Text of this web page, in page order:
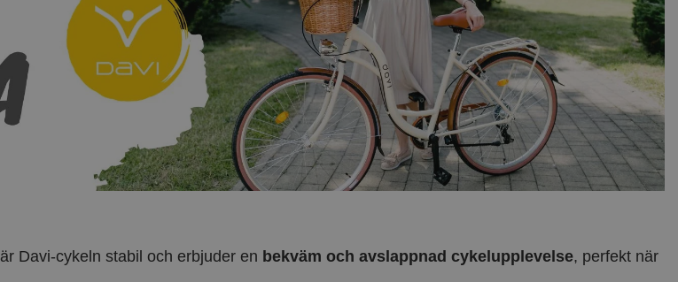
är Davi-cykeln stabil och erbjuder en bekväm och avslappnad cykelupplevelse, perfekt när